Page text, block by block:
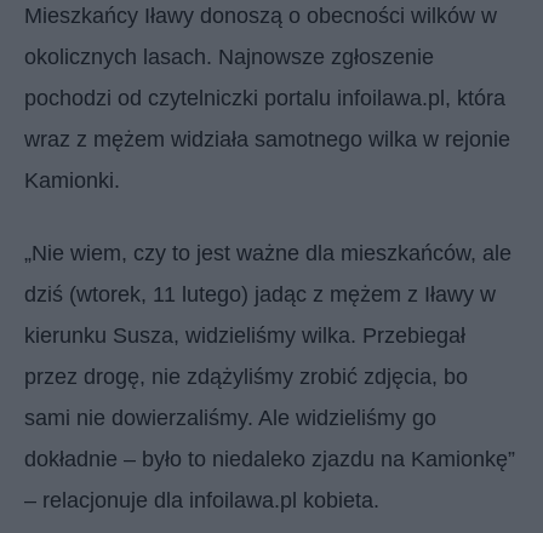
Mieszkańcy Iławy donoszą o obecności wilków w
okolicznych lasach. Najnowsze zgłoszenie
pochodzi od czytelniczki portalu infoilawa.pl, która
wraz z mężem widziała samotnego wilka w rejonie
Kamionki.
„Nie wiem, czy to jest ważne dla mieszkańców, ale
dziś (wtorek, 11 lutego) jadąc z mężem z Iławy w
kierunku Susza, widzieliśmy wilka. Przebiegał
przez drogę, nie zdążyliśmy zrobić zdjęcia, bo
sami nie dowierzaliśmy. Ale widzieliśmy go
dokładnie – było to niedaleko zjazdu na Kamionkę”
– relacjonuje dla infoilawa.pl kobieta.